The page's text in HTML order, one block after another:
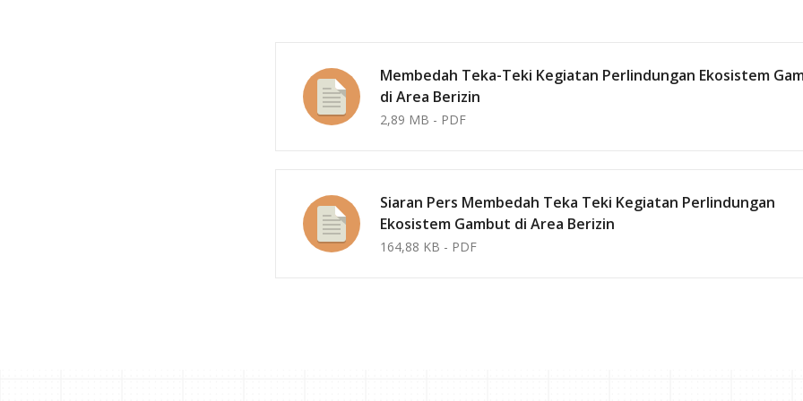
Membedah Teka-Teki Kegiatan Perlindungan Ekosistem
di Area Berizin
2,89 MB - PDF
Siaran Pers Membedah Teka Teki Kegiatan Perlindungan
Ekosistem Gambut di Area Berizin
164,88 KB - PDF